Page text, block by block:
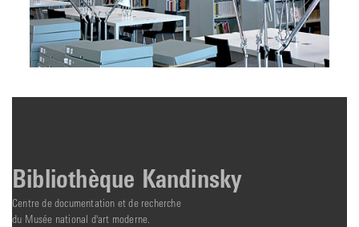
Bibliothèque Kandinsky
Centre de documentation et de recherche
du Musée national d'art moderne.